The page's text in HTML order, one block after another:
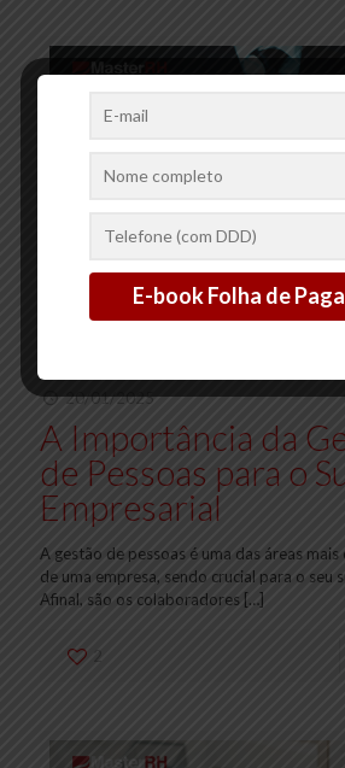
20/01/2025
A Importância da
de Pessoas para o
Empresarial
A gestão de pessoas é uma das áreas
de uma empresa, sendo crucial para o seu
Afinal, são os colaboradores […]
2